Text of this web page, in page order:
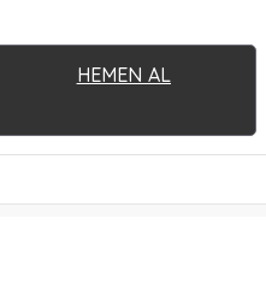
HEMEN AL